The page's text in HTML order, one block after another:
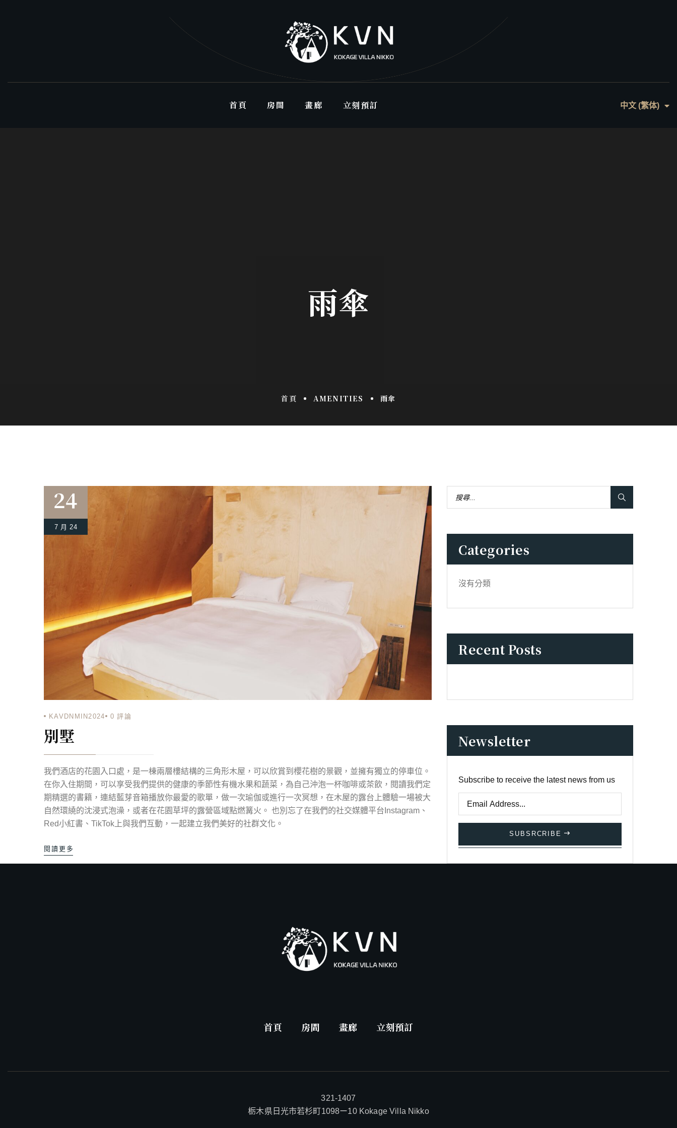
首頁 房間 畫廊 立刻預訂 中文 (繁体)
日本語
雨傘
首頁 AMENITIES 雨傘
24
7 月 24
KAVDNMIN2024 0 評論
別墅
我們酒店的花園入口處，是一棟兩層樓結構的三角形木屋，可以欣賞到櫻花樹的景觀，並擁有獨立的停車位。
在你入住期間，可以享受我們提供的健康的季節性有機水果和蔬菜，為自己沖泡一杯咖啡或茶飲，閱讀我們定
期精選的書籍，連結藍芽音箱播放你最愛的歌單，做一次瑜伽或進行一次冥想，在木屋的露台上體驗一場被大
自然環繞的沈浸式泡澡，或者在花園草坪的露營區域點燃篝火。 也別忘了在我們的社交媒體平台Instagram、
Red小紅書、TikTok上與我們互動，一起建立我們美好的社群文化。
閱讀更多
Categories
沒有分類
Recent Posts
Newsletter
Subscribe to receive the latest news from us
SUBSRCRIBE
首頁 房間 畫廊 立刻預訂
321-1407
栃木県日光市若杉町1098ー10 Kokage Villa Nikko